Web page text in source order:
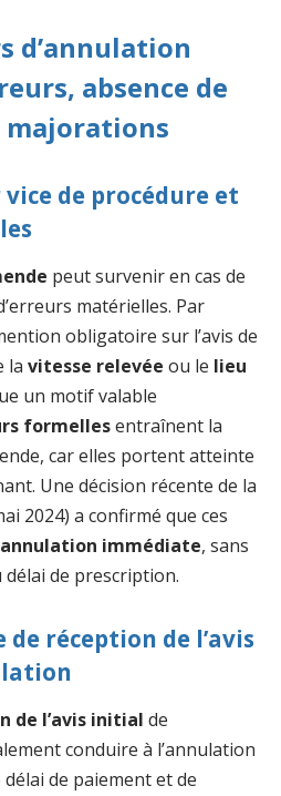
d’annulation
absence de
de procédure et
peut survenir en cas de
matérielles. Par
obligatoire sur l’avis de
la vitesse relevée ou le lieu
un motif valable
formellesentraînent la
car elles portent atteinte
Une décision récente de la
2024) a confirmé que ces
annulation immédiate, sans
de prescription.
de réception de l’avis
de l’avis initial de
conduire à l’annulation
délai de paiement et de